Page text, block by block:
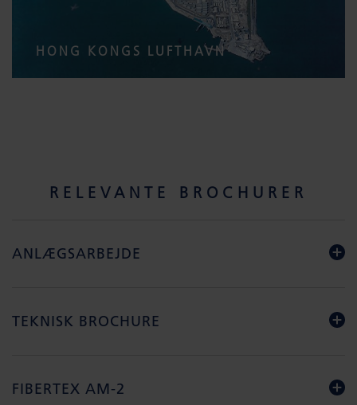
HONG KONGS LUFTHAVN
RELEVANTE BROCHURER
ANLÆGSARBEJDE
TEKNISK BROCHURE
FIBERTEX AM-2